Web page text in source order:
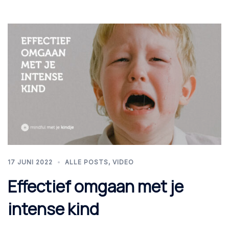
17 JUNI 2022 ALLE POSTS, VIDEO
Effectief omgaan met je
intense kind